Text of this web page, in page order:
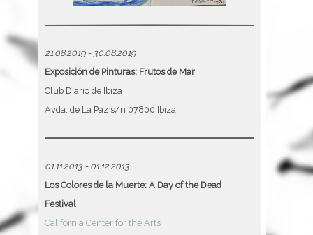
21.08.2019 - 30.08.2019
Exposición de Pinturas: Frutos de Mar
Club Diario de Ibiza
Avda. de La Paz s/n 07800 Ibiza
01.11.2013 - 01.12.2013
Los Colores de la Muerte: A Day of the Dead
Festival
California Center for the Arts